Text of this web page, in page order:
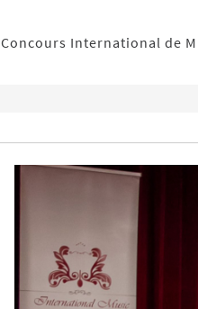
Concours International de